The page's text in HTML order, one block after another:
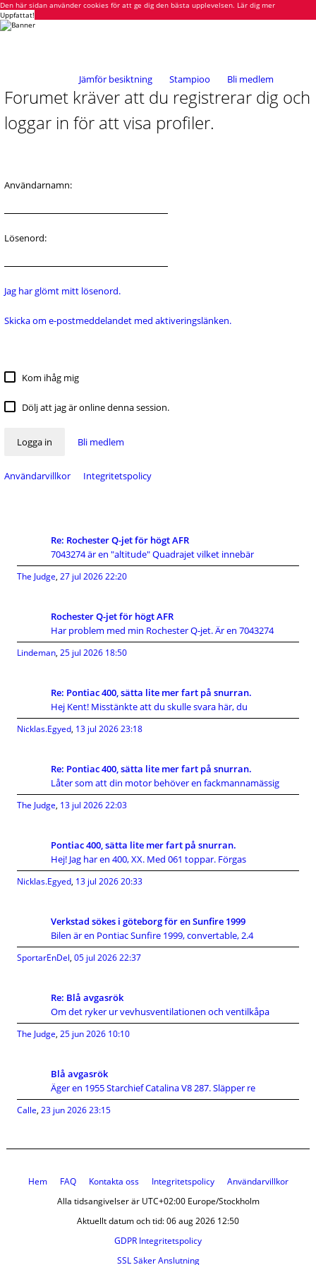
Den här sidan använder cookies för att ge dig den bästa upplevelsen. Lär dig mer
Uppfattat!
Jämför besiktning Stampioo Bli medlem
Forumet kräver att du registrerar dig och
loggar in för att visa profiler.
Användarnamn:
Lösenord:
Jag har glömt mitt lösenord.
Skicka om e-postmeddelandet med aktiveringslänken.
Kom ihåg mig
Dölj att jag är online denna session.
Logga in Bli medlem
Användarvillkor Integritetspolicy
Re: Rochester Q-jet för högt AFR
7043274 är en "altitude" Quadrajet vilket innebär
The Judge, 27 jul 2026 22:20
Rochester Q-jet för högt AFR
Har problem med min Rochester Q-jet. Är en 7043274
Lindeman, 25 jul 2026 18:50
Re: Pontiac 400, sätta lite mer fart på snurran.
Hej Kent! Misstänkte att du skulle svara här, du
Nicklas.Egyed, 13 jul 2026 23:18
Re: Pontiac 400, sätta lite mer fart på snurran.
Låter som att din motor behöver en fackmannamässig
The Judge, 13 jul 2026 22:03
Pontiac 400, sätta lite mer fart på snurran.
Hej! Jag har en 400, XX. Med 061 toppar. Förgas
Nicklas.Egyed, 13 jul 2026 20:33
Verkstad sökes i göteborg för en Sunfire 1999
Bilen är en Pontiac Sunfire 1999, convertable, 2.4
SportarEnDel, 05 jul 2026 22:37
Re: Blå avgasrök
Om det ryker ur vevhusventilationen och ventilkåpa
The Judge, 25 jun 2026 10:10
Blå avgasrök
Äger en 1955 Starchief Catalina V8 287. Släpper re
Calle, 23 jun 2026 23:15
Hem FAQ Kontakta oss Integritetspolicy
Användarvillkor
Alla tidsangivelser är UTC+02:00 Europe/Stockholm
Aktuellt datum och tid: 06 aug 2026 12:50
GDPR Integritetspolicy
SSL Säker Anslutning